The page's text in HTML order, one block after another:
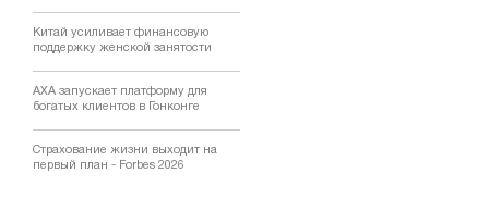
Китай усиливает финансовую
поддержку женской занятости
AXA запускает платформу для
богатых клиентов в Гонконге
Страхование жизни выходит на
первый план - Forbes 2026